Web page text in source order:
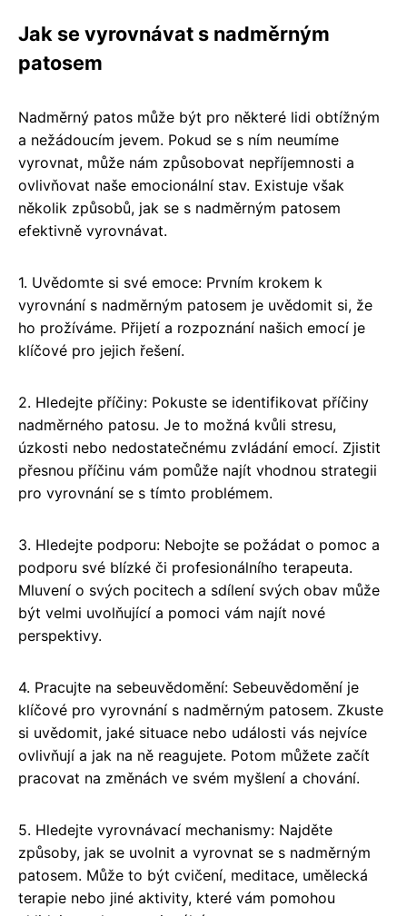
Jak se vyrovnávat s nadměrným
patosem
Nadměrný patos může být pro některé lidi obtížným
a nežádoucím jevem. Pokud se s ním neumíme
vyrovnat, může nám způsobovat nepříjemnosti a
ovlivňovat naše emocionální stav. Existuje však
několik způsobů, jak se s nadměrným patosem
efektivně vyrovnávat.
1. Uvědomte si své emoce: Prvním krokem k
vyrovnání s nadměrným patosem je uvědomit si, že
ho prožíváme. Přijetí a rozpoznání našich emocí je
klíčové pro jejich řešení.
2. Hledejte příčiny: Pokuste se identifikovat příčiny
nadměrného patosu. Je to možná kvůli stresu,
úzkosti nebo nedostatečnému zvládání emocí. Zjistit
přesnou příčinu vám pomůže najít vhodnou strategii
pro vyrovnání se s tímto problémem.
3. Hledejte podporu: Nebojte se požádat o pomoc a
podporu své blízké či profesionálního terapeuta.
Mluvení o svých pocitech a sdílení svých obav může
být velmi uvolňující a pomoci vám najít nové
perspektivy.
4. Pracujte na sebeuvědomění: Sebeuvědomění je
klíčové pro vyrovnání s nadměrným patosem. Zkuste
si uvědomit, jaké situace nebo události vás nejvíce
ovlivňují a jak na ně reagujete. Potom můžete začít
pracovat na změnách ve svém myšlení a chování.
5. Hledejte vyrovnávací mechanismy: Najděte
způsoby, jak se uvolnit a vyrovnat se s nadměrným
patosem. Může to být cvičení, meditace, umělecká
terapie nebo jiné aktivity, které vám pomohou